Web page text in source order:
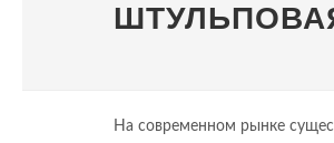
На современном рынке